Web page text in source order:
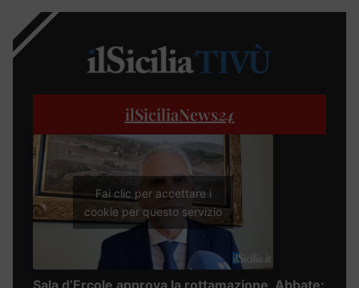
ilSiciliaNews24
Fai clic per accettare i
cookie per questo servizio